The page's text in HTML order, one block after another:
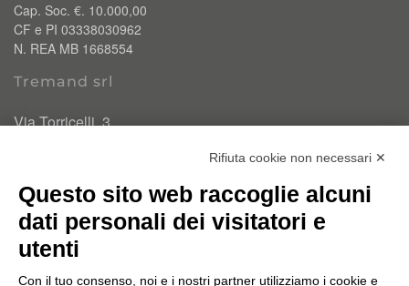
Cap. Soc. €. 10.000,00
CF e PI 03338030962
N. REA MB 1668554
Tremand srl
Via Torricelli, 3
info@tremand.it
Pec:amministrazione.tremandsrl@pec.it
Chi siamo
Rifiuta cookie non necessari ✕
Questo sito web raccoglie alcuni
dati personali dei visitatori e
utenti
Con il tuo consenso, noi e i nostri partner utilizziamo i cookie e